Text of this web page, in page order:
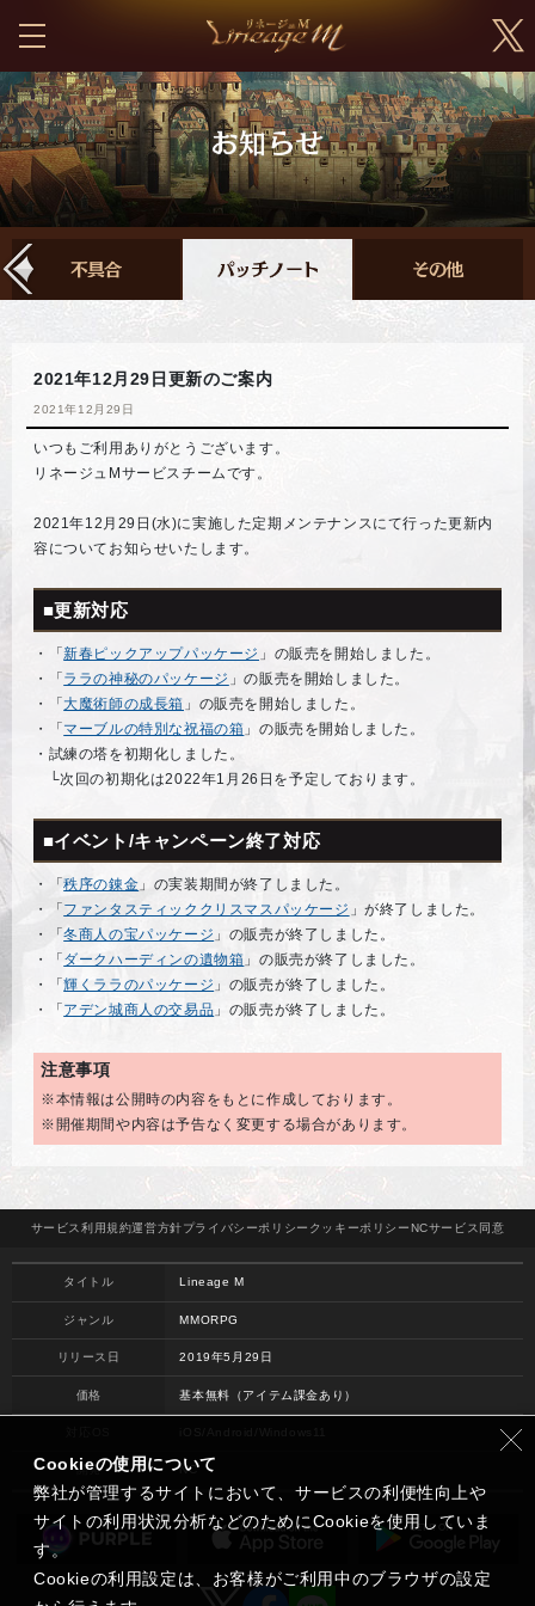
2021年12月29日更新のご案内
2021年12月29日
いつもご利用ありがとうございます。
リネージュMサービスチームです。
2021年12月29日(水)に実施した定期メンテナンスにて行った更新内
容についてお知らせいたします。
■更新対応
・「新春ピックアップパッケージ 」の販売を開始しました。
・「ララの神秘のパッケージ 」の販売を開始しました。
・「大魔術師の成長箱 」の販売を開始しました。
・「マーブルの特別な祝福の箱 」の販売を開始しました。
・試練の塔を初期化しました。
└次回の初期化は2022年1月26日を予定しております。
■イベント/キャンペーン終了対応
・「秩序の錬金 」の実装期間が終了しました。
・「ファンタスティッククリスマスパッケージ 」が終了しました。
・「冬商人の宝パッケージ 」の販売が終了しました。
・「ダークハーディンの遺物箱 」の販売が終了しました。
・「輝くララのパッケージ 」の販売が終了しました。
・「アデン城商人の交易品 」の販売が終了しました。
注意事項
※本情報は公開時の内容をもとに作成しております。
※開催期間や内容は予告なく変更する場合があります。
サービス 利用規約運営方針プライバシーポリシー クッキーポリシーNCサービス 同意
タイトル Lineage M
ジャンル MMORPG
リリース日 2019年5月29日
価格 基本無料（アイテム課金あり）
開発 NC
Cookieの使用について
弊社が管理するサイトにおいて、サービスの利便性向上や
サイトの利用状況分析などのためにCookieを使用していま
す。
Cookieの利用設定は、お客様がご利用中のブラウザの設定